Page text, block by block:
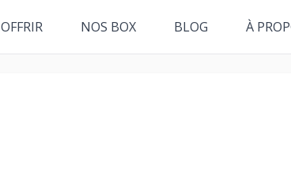
OFFRIR NOS BOX BLOG À